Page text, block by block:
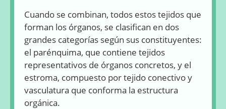
Cuando se combinan, todos estos tejidos que
forman los órganos, se clasifican en dos
grandes categorías según sus constituyentes:
el parénquima, que contiene tejidos
representativos de órganos concretos, y el
estroma, compuesto por tejido conectivo y
vasculatura que conforma la estructura
orgánica.